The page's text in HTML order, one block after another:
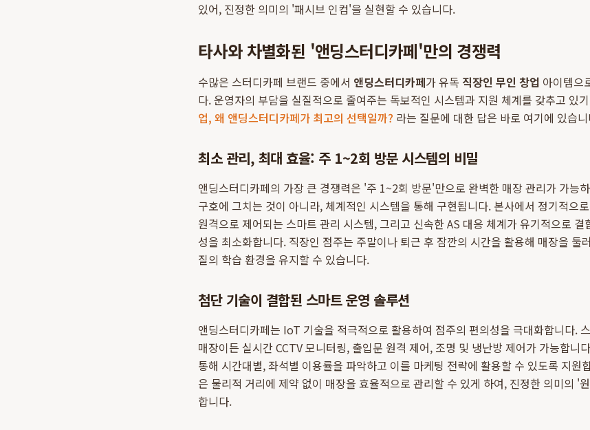
있어, 진정한 의미의 '패시브 인컴'을 실현할 수 있습니다.
타사와 차별화된 '앤딩스터디카페'만의 경쟁력
수많은 스터디카페 브랜드 중에서 앤딩스터디카페가 유독 직장인 무인 창업 아이템으
다. 운영자의 부담을 실질적으로 줄여주는 독보적인 시스템과 지원 체계를 갖추고 있
업, 왜 앤딩스터디카페가 최고의 선택일까? 라는 질문에 대한 답은 바로 여기에 있습
최소 관리, 최대 효율: 주 1~2회 방문 시스템의 비밀
앤딩스터디카페의 가장 큰 경쟁력은 '주 1~2회 방문'만으로 완벽한 매장 관리가 가능
구호에 그치는 것이 아니라, 체계적인 시스템을 통해 구현됩니다. 본사에서 정기적으
원격으로 제어되는 스마트 관리 시스템, 그리고 신속한 AS 대응 체계가 유기적으로
성을 최소화합니다. 직장인 점주는 주말이나 퇴근 후 잠깐의 시간을 활용해 매장을 둘
질의 학습 환경을 유지할 수 있습니다.
첨단 기술이 결합된 스마트 운영 솔루션
앤딩스터디카페는 IoT 기술을 적극적으로 활용하여 점주의 편의성을 극대화합니다.
매장이든 실시간 CCTV 모니터링, 출입문 원격 제어, 조명 및 냉난방 제어가 가능합니
통해 시간대별, 좌석별 이용률을 파악하고 이를 마케팅 전략에 활용할 수 있도록 지원
은 물리적 거리에 제약 없이 매장을 효율적으로 관리할 수 있게 하여, 진정한 의미의 '
합니다.